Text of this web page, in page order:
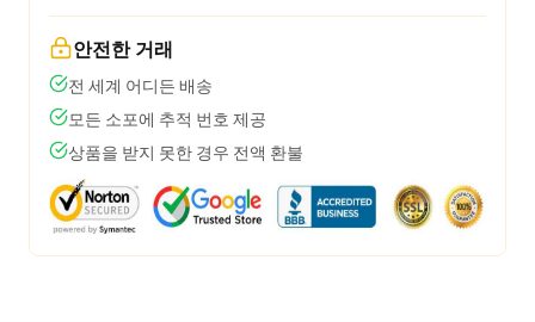
안전한 거래
전 세계 어디든 배송
모든 소포에 추적 번호 제공
상품을 받지 못한 경우 전액 환불